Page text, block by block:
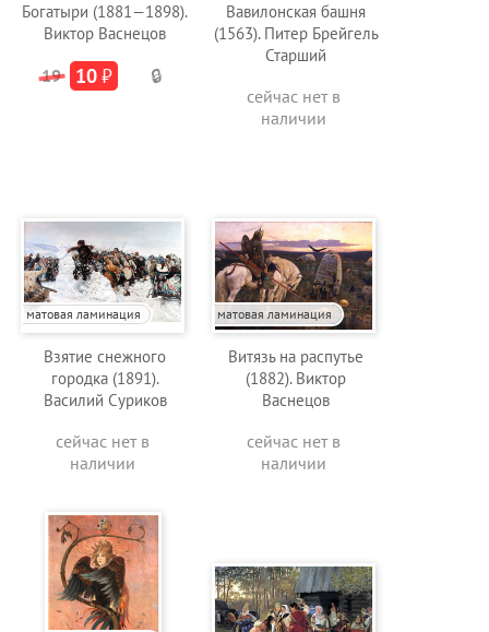
Богатыри (1881—1898).
Виктор Васнецов
19 10₽ 🔒
Вавилонская башня
(1563). Питер Брейгель
Старший
сейчас нет в
наличии
матовая ламинация
Взятие снежного
городка (1891).
Василий Суриков
сейчас нет в
наличии
матовая ламинация
Витязь на распутье
(1882). Виктор
Васнецов
сейчас нет в
наличии